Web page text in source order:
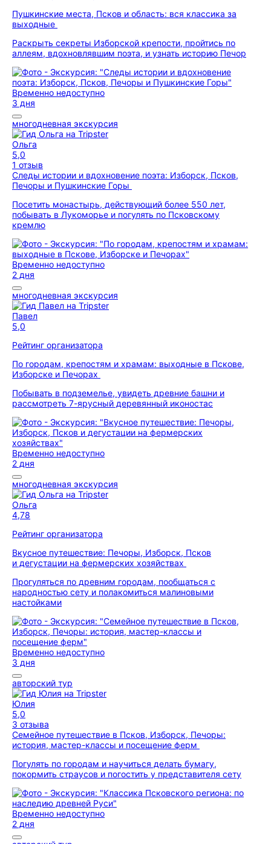
Пушкинские места, Псков и область: вся классика за
выходные
Раскрыть секреты Изборской крепости, пройтись по
аллеям, вдохновлявшим поэта, и узнать историю Печор
Временно недоступно
3 дня
многодневная экскурсия
Ольга
5,0
1 отзыв
Следы истории и вдохновение поэта: Изборск, Псков,
Печоры и Пушкинские Горы
Посетить монастырь, действующий более 550 лет,
побывать в Лукоморье и погулять по Псковскому
кремлю
Временно недоступно
2 дня
многодневная экскурсия
Павел
5,0
Рейтинг организатора
По городам, крепостям и храмам: выходные в Пскове,
Изборске и Печорах
Побывать в подземелье, увидеть древние башни и
рассмотреть 7-ярусный деревянный иконостас
Временно недоступно
2 дня
многодневная экскурсия
Ольга
4,78
Рейтинг организатора
Вкусное путешествие: Печоры, Изборск, Псков
и дегустации на фермерских хозяйствах
Прогуляться по древним городам, пообщаться с
народностью сету и полакомиться малиновыми
настойками
Временно недоступно
3 дня
авторский тур
Юлия
5,0
3 отзыва
Семейное путешествие в Псков, Изборск, Печоры:
история, мастер-классы и посещение ферм
Погулять по городам и научиться делать бумагу,
покормить страусов и погостить у представителя сету
Временно недоступно
2 дня